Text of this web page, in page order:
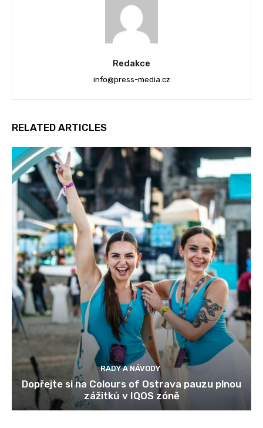
Redakce
info@press-media.cz
RELATED ARTICLES
RADY A NÁVODY
Dopřejte si na Colours of Ostrava pauzu plnou
zážitků v IQOS zóně